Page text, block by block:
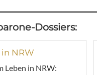
Dossiers:
NRW
Leben in NRW: